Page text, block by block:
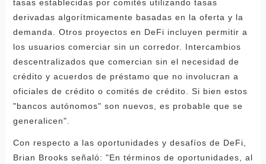
tasas establecidas por comités utilizando tasas
derivadas algorítmicamente basadas en la oferta y la
demanda. Otros proyectos en DeFi incluyen permitir a
los usuarios comerciar sin un corredor. Intercambios
descentralizados que comercian sin el necesidad de
crédito y acuerdos de préstamo que no involucran a
oficiales de crédito o comités de crédito. Si bien estos
"bancos autónomos" son nuevos, es probable que se
generalicen".
Con respecto a las oportunidades y desafíos de DeFi,
Brian Brooks señaló: "En términos de oportunidades, al